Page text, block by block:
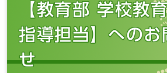
【教育部 学校教
指導担当】へのお
せ